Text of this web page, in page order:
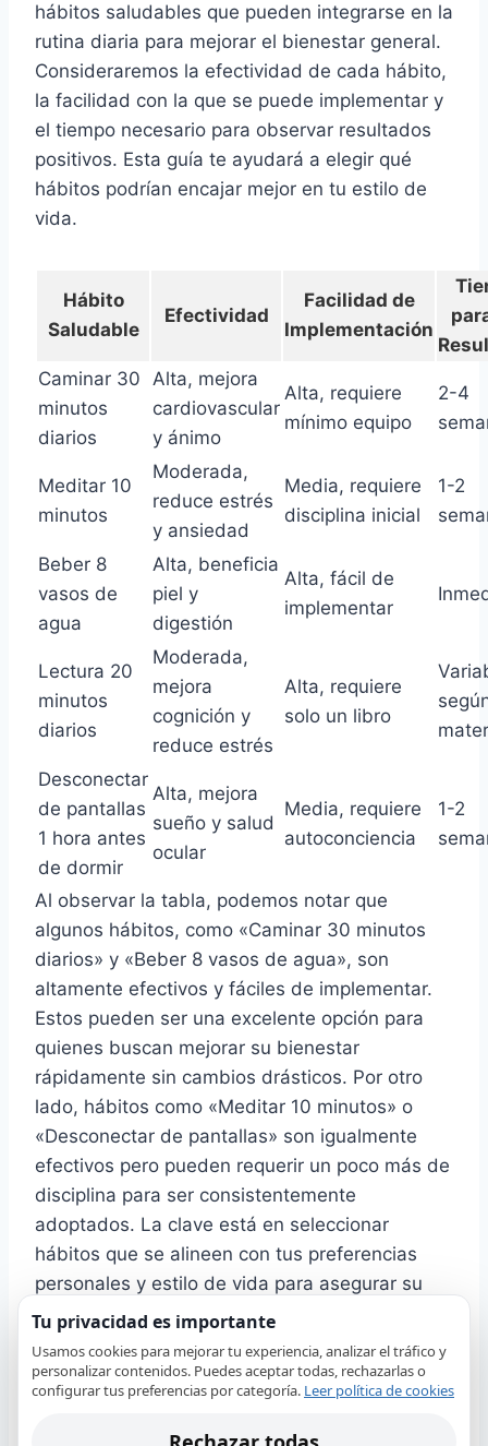
hábitos saludables que pueden integrarse en la
rutina diaria para mejorar el bienestar general.
Consideraremos la efectividad de cada hábito,
la facilidad con la que se puede implementar y
el tiempo necesario para observar resultados
positivos. Esta guía te ayudará a elegir qué
hábitos podrían encajar mejor en tu estilo de
vida.
Hábito
Saludable
Efectividad
Facilidad de
Implementación
Caminar 30
minutos
diarios
Alta, mejora
cardiovascular
y ánimo
Alta, requiere
mínimo equipo
2-4
Meditar 10
minutos
Moderada,
reduce estrés
y ansiedad
Media, requiere
disciplina inicial
1-2
Beber 8
vasos de
agua
Alta, beneficia
piel y
digestión
Alta, fácil de
implementar
Lectura 20
minutos
diarios
Moderada,
mejora
cognición y
reduce estrés
Alta, requiere
solo un libro
Desconectar
de pantallas
1 hora antes
de dormir
Alta, mejora
sueño y salud
ocular
Media, requiere
autoconciencia
1-2
Al observar la tabla, podemos notar que
algunos hábitos, como «Caminar 30 minutos
diarios» y «Beber 8 vasos de agua», son
altamente efectivos y fáciles de implementar.
Estos pueden ser una excelente opción para
quienes buscan mejorar su bienestar
rápidamente sin cambios drásticos. Por otro
lado, hábitos como «Meditar 10 minutos» o
«Desconectar de pantallas» son igualmente
efectivos pero pueden requerir un poco más de
disciplina para ser consistentemente
adoptados. La clave está en seleccionar
hábitos que se alineen con tus preferencias
personales y estilo de vida para asegurar su
sostenibilidad a largo plazo.
Revisión de la Beurer PO
Tu privacidad es importante
Usamos cookies para mejorar tu experiencia, analizar el tráfico y
personalizar contenidos. Puedes aceptar todas, rechazarlas o
configurar tus preferencias por categoría. Leer política de cookies